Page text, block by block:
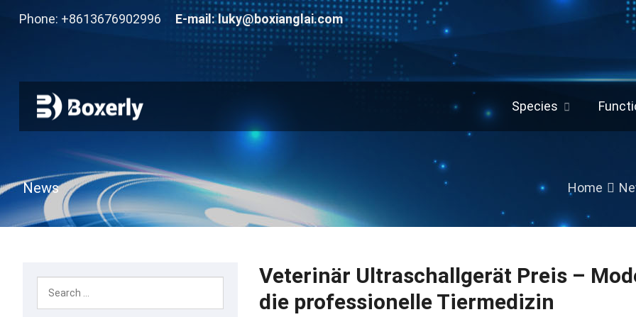
Phone: +8613676902996 E-mail: luky@boxianglai.com
Species
News Home
Veterinär Ultraschallgerät Preis –
die professionelle Tiermedizin